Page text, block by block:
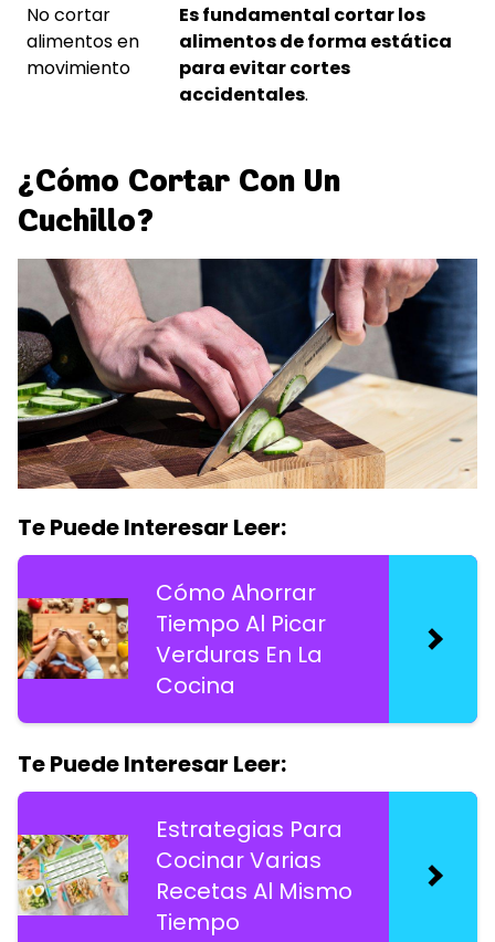
No cortar
alimentos en
movimiento
Es fundamental cortar los
alimentos de forma estática
para evitar cortes
accidentales.
¿Cómo Cortar Con Un
Cuchillo?
Te Puede Interesar Leer:
Cómo Ahorrar
Tiempo Al Picar
Verduras En La
Cocina
Te Puede Interesar Leer:
Estrategias Para
Cocinar Varias
Recetas Al Mismo
Tiempo